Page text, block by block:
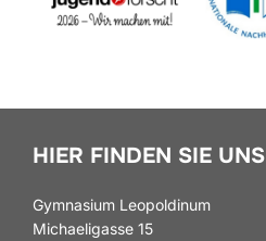
HIER FINDEN SIE UNS
Gymnasium Leopoldinum
Michaeligasse 15